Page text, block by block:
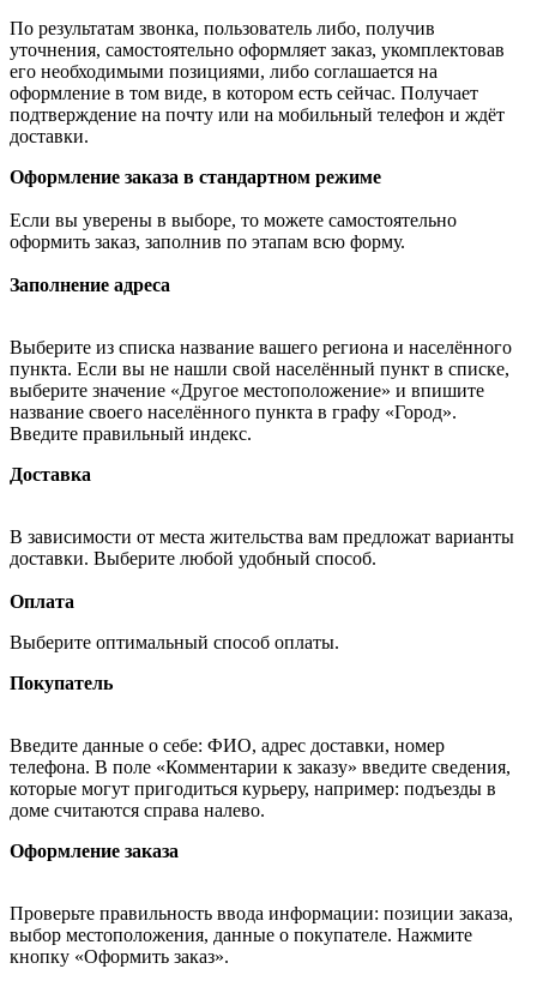
По результатам звонка, пользователь либо, получив
уточнения, самостоятельно оформляет заказ, укомплектовав
его необходимыми позициями, либо соглашается на
оформление в том виде, в котором есть сейчас. Получает
подтверждение на почту или на мобильный телефон и ждёт
доставки.
Оформление заказа в стандартном режиме
Если вы уверены в выборе, то можете самостоятельно
оформить заказ, заполнив по этапам всю форму.
Заполнение адреса
Выберите из списка название вашего региона и населённого
пункта. Если вы не нашли свой населённый пункт в списке,
выберите значение «Другое местоположение» и впишите
название своего населённого пункта в графу «Город».
Введите правильный индекс.
Доставка
В зависимости от места жительства вам предложат варианты
доставки. Выберите любой удобный способ.
Оплата
Выберите оптимальный способ оплаты.
Покупатель
Введите данные о себе: ФИО, адрес доставки, номер
телефона. В поле «Комментарии к заказу» введите сведения,
которые могут пригодиться курьеру, например: подъезды в
доме считаются справа налево.
Оформление заказа
Проверьте правильность ввода информации: позиции заказа,
выбор местоположения, данные о покупателе. Нажмите
кнопку «Оформить заказ».